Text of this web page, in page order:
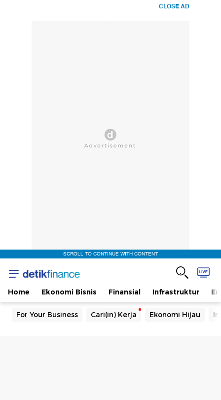
CLOSE AD
SCROLL TO CONTINUE WITH CONTENT
Home Ekonomi Bisnis Finansial Infrastruktur
For Your Business Cari(in) Kerja Ekonomi Hijau